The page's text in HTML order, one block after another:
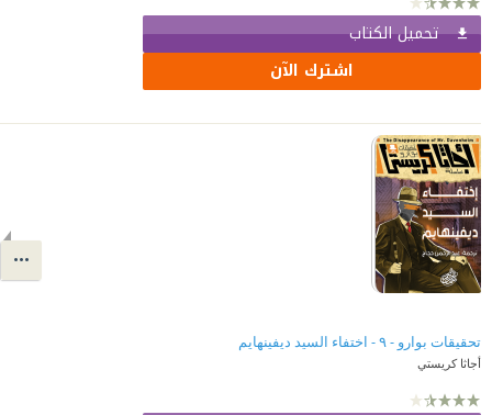
تحميل الكتاب
اشترك الآن
تحقيقات بوارو - ٩ - اختفاء السيد ديفينهايم
أجاثا كريستي